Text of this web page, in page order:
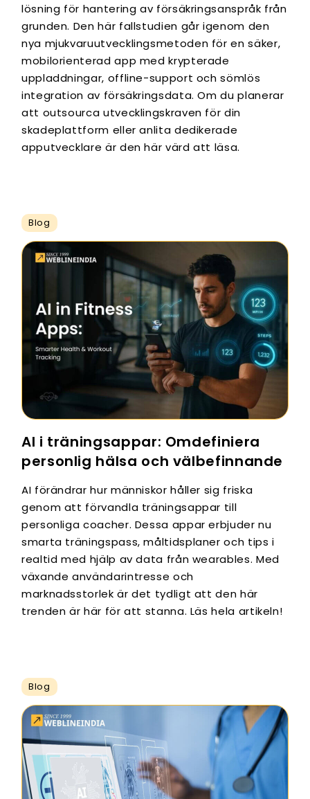
lösning för hantering av försäkringsanspråk från
grunden. Den här fallstudien går igenom den
nya mjukvaruutvecklingsmetoden för en säker,
mobilorienterad app med krypterade
uppladdningar, offline-support och sömlös
integration av försäkringsdata. Om du planerar
att outsourca utvecklingskraven för din
skadeplattform eller anlita dedikerade
apputvecklare är den här värd att läsa.
Blog
AI i träningsappar: Omdefiniera
personlig hälsa och välbefinnande
AI förändrar hur människor håller sig friska
genom att förvandla träningsappar till
personliga coacher. Dessa appar erbjuder nu
smarta träningspass, måltidsplaner och tips i
realtid med hjälp av data från wearables. Med
växande användarintresse och
marknadsstorlek är det tydligt att den här
trenden är här för att stanna. Läs hela artikeln!
Blog